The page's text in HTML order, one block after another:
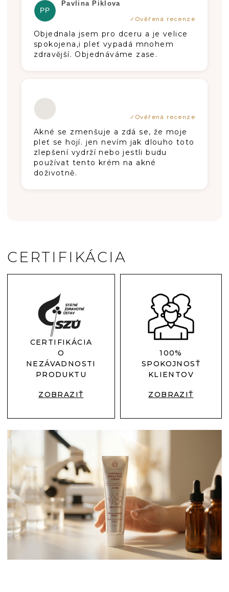
PP
Pavlina Piklova
Hodnotenie produktu je 5 z 5
Objednala jsem pro dceru a je velice
spokojena,i pleť vypadá mnohem
zdravější. Objednáváme zase.
Akné se zmenšuje a zdá se, že moje
pleť se hojí. jen nevím jak dlouho toto
zlepšení vydrží nebo jestli budu
používat tento krém na akné
doživotně.
CERTIFIKÁCIA
CERTIFIKÁCIA
O
NEZÁVADNOSTI
PRODUKTU
ZOBRAZIŤ
100%
SPOKOJNOSŤ
KLIENTOV
ZOBRAZIŤ